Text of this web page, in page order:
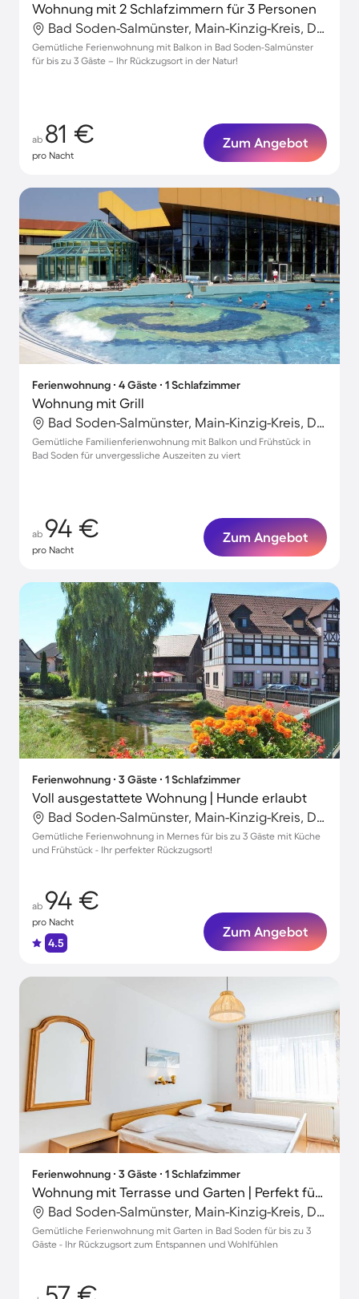
Wohnung mit 2 Schlafzimmern für 3 Personen
Bad Soden-Salmünster, Main-Kinzig-Kreis, Deutschland
Gemütliche Ferienwohnung mit Balkon in Bad Soden-Salmünster
für bis zu 3 Gäste – Ihr Rückzugsort in der Natur!
ab 81 €
pro Nacht
Zum Angebot
Ferienwohnung ∙ 4 Gäste ∙ 1 Schlafzimmer
Wohnung mit Grill
Bad Soden-Salmünster, Main-Kinzig-Kreis, Deutschland
Gemütliche Familienferienwohnung mit Balkon und Frühstück in
Bad Soden für unvergessliche Auszeiten zu viert
ab 94 €
pro Nacht
Zum Angebot
Ferienwohnung ∙ 3 Gäste ∙ 1 Schlafzimmer
Voll ausgestattete Wohnung | Hunde erlaubt
Bad Soden-Salmünster, Main-Kinzig-Kreis, Deutschland
Gemütliche Ferienwohnung in Mernes für bis zu 3 Gäste mit Küche
und Frühstück - Ihr perfekter Rückzugsort!
ab 94 €
pro Nacht
4.5
Zum Angebot
Ferienwohnung ∙ 3 Gäste ∙ 1 Schlafzimmer
Wohnung mit Terrasse und Garten | Perfekt für die Arbeit von Zuhause
Bad Soden-Salmünster, Main-Kinzig-Kreis, Deutschland
Gemütliche Ferienwohnung mit Garten in Bad Soden für bis zu 3
Gäste - Ihr Rückzugsort zum Entspannen und Wohlfühlen